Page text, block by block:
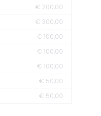
€ 200,00
€ 300,00
€ 100,00
€ 100,00
€ 100,00
€ 50,00
€ 50,00